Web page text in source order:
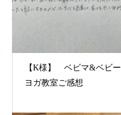
【K様】 ベビマ&ベビー
ヨガ教室ご感想